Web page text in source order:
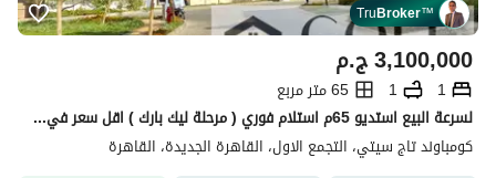
TruBroker™
ج.م3,100,000
1
1
65 متر مربع
لسرعة البيع استديو 65م استلام فوري ( مرحلة ليك بارك ) اقل سعر في كمبوند تاج سيتي – التجمع الخامس
كومباوند تاج سيتي، التجمع الاول، القاهرة الجديدة، القاهرة